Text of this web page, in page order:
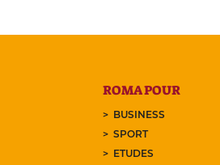
ROMA POUR
BUSINESS
SPORT
ETUDES